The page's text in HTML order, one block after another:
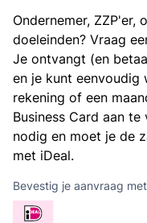
Ondernemer,
doeleinden? Vraag
Je ontvangt (en
en je kunt eenvoudig
rekening of een
Business Card aan te
nodig en moet je de
met iDeal.
Bevestig je aanvraag